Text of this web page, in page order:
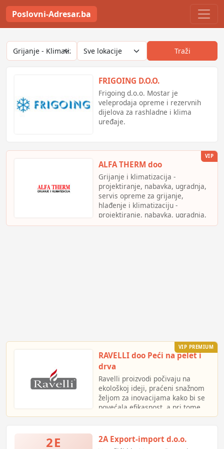
Poslovni-Adresar.ba
Traži
FRIGOING D.O.O.
Frigoing d.o.o. Mostar je
veleprodaja opreme i rezervnih
dijelova za rashladne i klima
uređaje.
VIP
ALFA THERM doo
Grijanje i klimatizacija -
projektiranje, nabavka, ugradnja,
servis opreme za grijanje,
hlađenje i klimatizaciju -
projektiranje, nabavka, ugradnja,
servis opreme za benzinske
VIP PREMIUM
RAVELLI doo Peći na pelet i
drva
Ravelli proizvodi počivaju na
ekološkoj ideji, praćeni snažnom
željom za inovacijama kako bi se
povećala efikasnost, a pri tome
zadržala jednostavnost
S ponosom Vam predstavljamo
Ravelli peći / kamine proizvedene
2E 2A Export-import d.o.o.